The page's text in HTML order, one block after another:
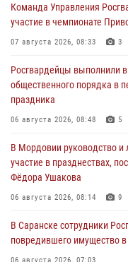
Команда Управления
участие в чемпионате
07 августа 2026, 08:33 3
Росгвардейцы выполнили
общественного порядка в
праздника
06 августа 2026, 08:48 5
В Мордовии руководство и
участие в празднествах,
Фёдора Ушакова
06 августа 2026, 08:14 9
В Саранске сотрудники
повредившего имущество
06 августа 2026, 07:03